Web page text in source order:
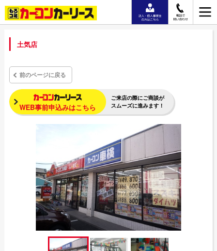
土気店
前のページに戻る
WEB事前申込みはこちら
ご来店の際にご商談が
スムーズに進みます！